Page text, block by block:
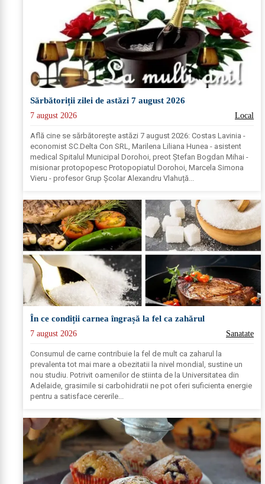
Sărbătoriții zilei de astăzi 7 august 2026
7 august 2026 Local
Află cine se sărbătoreşte astăzi 7 august 2026: Costas Lavinia -
economist SC.Delta Con SRL, Marilena Liliana Hunea - asistent
medical Spitalul Municipal Dorohoi, preot Ștefan Bogdan Mihai -
misionar protopopesc Protopopiatul Dorohoi, Marcela Simona
Vieru - profesor Grup Școlar Alexandru Vlahuță...
În ce condiții carnea îngrașă la fel ca zahărul
7 august 2026 Sanatate
Consumul de carne contribuie la fel de mult ca zaharul la
prevalenta tot mai mare a obezitatii la nivel mondial, sustine un
nou studiu. Potrivit oamenilor de stiinta de la Universitatea din
Adelaide, grasimile si carbohidratii ne pot oferi suficienta energie
pentru a satisface cererile...